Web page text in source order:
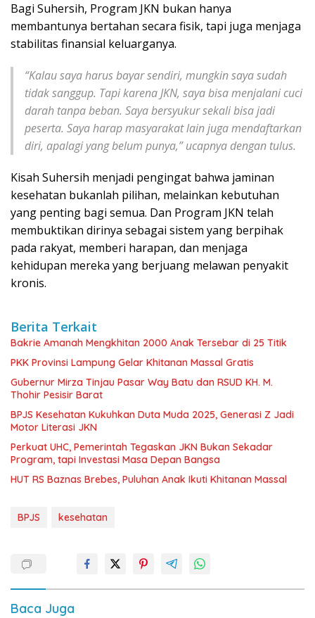
Bagi Suhersih, Program JKN bukan hanya
membantunya bertahan secara fisik, tapi juga menjaga
stabilitas finansial keluarganya.
“Kalau saya harus bayar sendiri, mungkin saya sudah
tidak sanggup. Tapi karena JKN, saya bisa menjalani cuci
darah tanpa beban. Saya bersyukur sekali bisa jadi
peserta. Saya harap masyarakat lain juga mendaftarkan
diri, apalagi yang belum punya,” ucapnya dengan tulus.
Kisah Suhersih menjadi pengingat bahwa jaminan
kesehatan bukanlah pilihan, melainkan kebutuhan
yang penting bagi semua. Dan Program JKN telah
membuktikan dirinya sebagai sistem yang berpihak
pada rakyat, memberi harapan, dan menjaga
kehidupan mereka yang berjuang melawan penyakit
kronis.
Berita Terkait
Bakrie Amanah Mengkhitan 2000 Anak Tersebar di 25 Titik
PKK Provinsi Lampung Gelar Khitanan Massal Gratis
Gubernur Mirza Tinjau Pasar Way Batu dan RSUD KH. M.
Thohir Pesisir Barat
BPJS Kesehatan Kukuhkan Duta Muda 2025, Generasi Z Jadi
Motor Literasi JKN
Perkuat UHC, Pemerintah Tegaskan JKN Bukan Sekadar
Program, tapi Investasi Masa Depan Bangsa
HUT RS Baznas Brebes, Puluhan Anak Ikuti Khitanan Massal
BPJS kesehatan
Baca Juga